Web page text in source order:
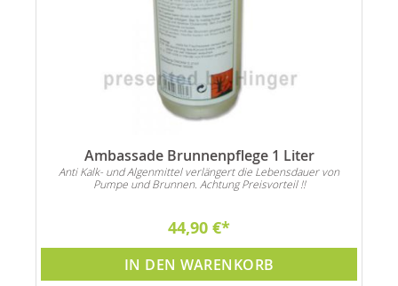
Ambassade Brunnenpflege 1 Liter
Anti Kalk- und Algenmittel verlängert die Lebensdauer von
Pumpe und Brunnen. Achtung Preisvorteil !!
44,90 €
IN DEN WARENKORB